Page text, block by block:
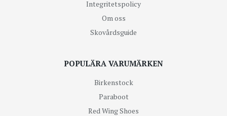
Integritetspolicy
Om oss
Skovårdsguide
POPULÄRA VARUMÄRKEN
Birkenstock
Paraboot
Red Wing Shoes